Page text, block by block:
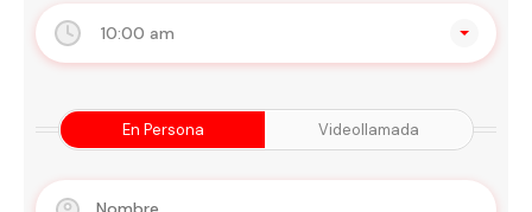
10:00 am
En Persona Videollamada